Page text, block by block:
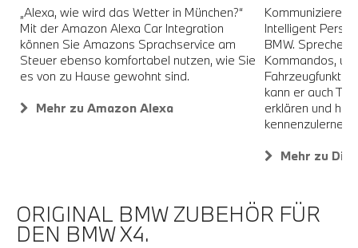
„Alexa, wie wird das Wetter in München?“
Mit der Amazon Alexa Car Integration
können Sie Amazons Sprachservice am
Steuer ebenso komfortabel nutzen, wie Sie
es von zu Hause gewohnt sind.
Mehr zu Amazon Alexa
Kommunizieren
Intelligent
BMW. Sprechen
Kommandos,
kann er auch
erklären und hilft
kennenzulernen.
Mehr zu
ORIGINAL BMW ZUBEHÖR FÜR
DEN BMW X4.